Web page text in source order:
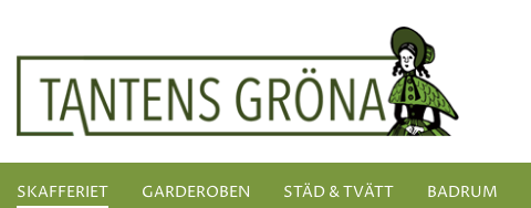
SKAFFERIET GARDEROBEN STÄD & TVÄTT BADRUM